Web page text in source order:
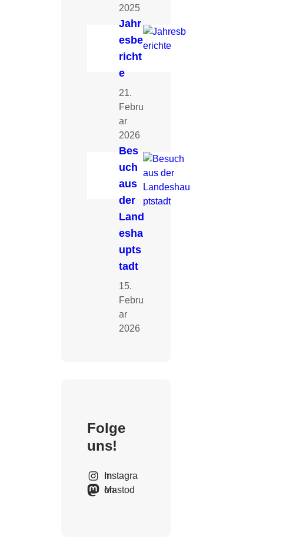
2025
Jahr
esbe
richt
e
21.
Febru
ar
2026
Bes
uch
aus
der
Land
esha
upts
tadt
15.
Febru
ar
2026
Folge
uns!
Instagram
Mastodon